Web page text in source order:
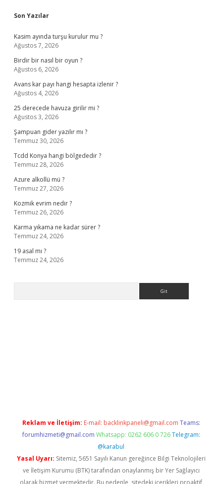
Son Yazılar
Kasim ayında turşu kurulur mu ?
Ağustos 7, 2026
Birdir bir nasıl bir oyun ?
Ağustos 6, 2026
Avans kar payı hangi hesapta izlenir ?
Ağustos 4, 2026
25 derecede havuza girilir mi ?
Ağustos 3, 2026
Şampuan gider yazılır mı ?
Temmuz 30, 2026
Tcdd Konya hangi bölgededir ?
Temmuz 28, 2026
Azure alkollü mü ?
Temmuz 27, 2026
Kozmik evrim nedir ?
Temmuz 26, 2026
Karma yıkama ne kadar sürer ?
Temmuz 24, 2026
19 asal mı ?
Temmuz 24, 2026
Reklam ve İletişim: E-mail: backlinkpaneli@gmail.com Teams:
forumhizmeti@gmail.com Whatsapp: 0262 606 0 726 Telegram:
@karabul
Yasal Uyarı: Sitemiz, 5651 Sayılı Kanun gereğince Bilgi Teknolojileri
ve İletişim Kurumu (BTK) tarafından onaylanmış bir Yer Sağlayıcı
olarak hizmet vermektedir. Bu nedenle, sitedeki içerikleri proaktif